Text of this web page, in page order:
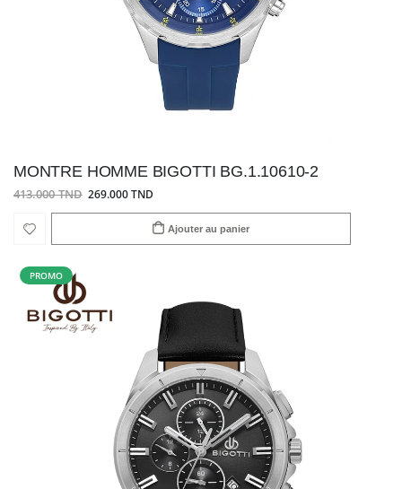
MONTRE HOMME BIGOTTI BG.1.10610-2
413.000 TND 269.000 TND
Ajouter au panier
PROMO